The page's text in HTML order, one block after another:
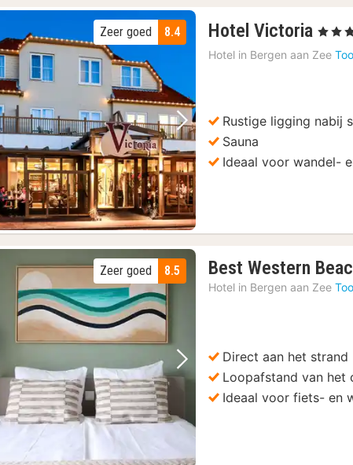
Vorige foto Volgende foto
8.4
Zeer goed Hotel Victoria 1
, 3
Hotel in Bergen aan Zee
Rustige ligging nabij
Sauna
Ideaal voor wandel-
Vorige foto Volgende foto
8.5
Zeer goed Best Western
Hotel in Bergen aan Zee
Direct aan het strand
Loopafstand van het
Ideaal voor fiets- en